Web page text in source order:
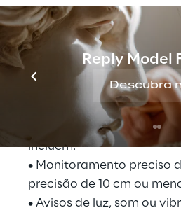
Reply Model
Descubra
Ao longo da pandemia da
sistema foi aplicado
de distanciamento
de um porta-crachá fácil
Os principais recursos da
incluem:
• Monitoramento preciso
precisão de 10 cm ou
• Avisos de luz, som ou